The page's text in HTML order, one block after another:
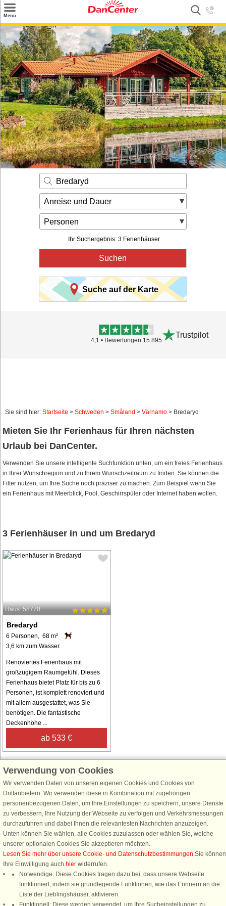
Menü
Suchen
Urlaubsziele
Weitere Urlaubsziele
Angebote
Inspiration
Kontakt
Gut zu wissen
Login
Bredaryd
Anreise und Dauer
Personen
Ihr Suchergebnis: 3 Ferienhäuser
Suchen
Suche auf der Karte
4,1 • Bewertungen 15.895
Trustpilot
Sie sind hier: Startseite > Schweden > Småland > Värnamo > Bredaryd
Mieten Sie Ihr Ferienhaus für Ihren nächsten
Urlaub bei DanCenter.
Verwenden Sie unsere intelligente Suchfunktion unten, um ein freies Ferienhaus
in Ihrer Wunschregion und zu Ihrem Wunschzeitraum zu finden. Sie können die
Filter nutzen, um Ihre Suche noch präziser zu machen. Zum Beispiel wenn Sie
ein Ferienhaus mit Meerblick, Pool, Geschirrspüler oder Internet haben wollen.
3 Ferienhäuser in und um Bredaryd
Haus: 58770
Bredaryd
6 Personen, 68 m²
3,6 km zum Wasser.
Renoviertes Ferienhaus mit
großzügigem Raumgefühl. Dieses
Ferienhaus bietet Platz für bis zu 6
Personen, ist komplett renoviert und
mit allem ausgestattet, was Sie
benötigen. Die fantastische
Deckenhöhe ...
ab 533 €
Schließen Sie sich 100.000 Ferienhaus-Fans an
Erhalten Sie einen Willkommensgutschein von 25 €für Ihren nächsten
Ferienhausurlaub - melden Sie sich einfach für den DanCenter Newsletter
an. Verpassen Sie nie wieder exklusive Angebote, Gewinnspiele und
Urlaubstipps!
Newsletter abonnieren
Verwendung von Cookies
Wir verwenden Daten von unseren eigenen Cookies und Cookies von
Drittanbietern. Wir verwenden diese in Kombination mit zugehörigen
personenbezogenen Daten, um Ihre Einstellungen zu speichern, unsere Dienste
zu verbessern, Ihre Nutzung der Webseite zu verfolgen und Verkehrsmessungen
durchzuführen und dabei Ihnen die relevantesten Nachrichten anzuzeigen.
Unten können Sie wählen, alle Cookies zuzulassen oder wählen Sie, welche
unserer optionalen Cookies Sie akzeptieren möchten.
Lesen Sie mehr über unsere Cookie- und Datenschutzbestimmungen.Sie können
Ihre Einwilligung auch hier widerrufen.
Notwendige: Diese Cookies tragen dazu bei, dass unsere Webseite
funktioniert, indem sie grundlegende Funktionen, wie das Erinnern an die
Liste der Lieblingshäuser, aktivieren.
Funktionell: Diese werden verwendet, um Ihre Sucheinstellungen zu